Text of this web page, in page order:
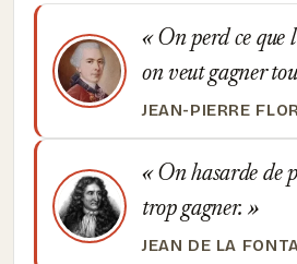
On perd ce que
on veut gagner
JEAN-PIERRE
On hasarde de
trop gagner.
JEAN DE LA